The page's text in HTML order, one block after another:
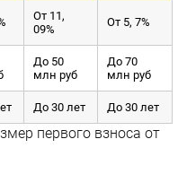
От 11,
09%
От 5, 7%
До 50
млн руб
До 70
млн руб
До 30 лет До 30 лет
первого взноса от